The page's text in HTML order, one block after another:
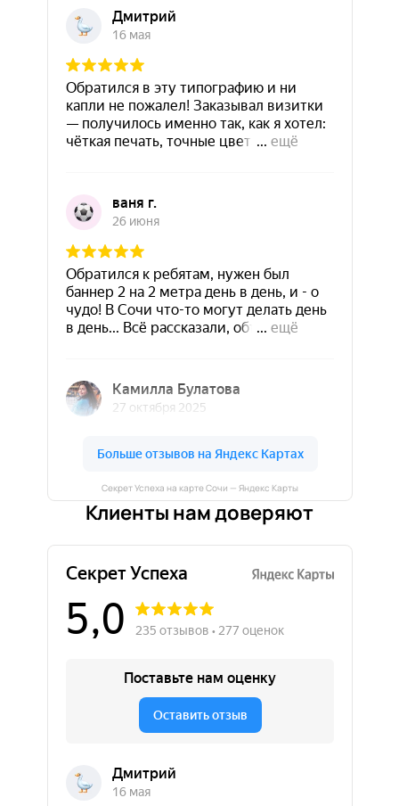
Секрет Успеха на карте Сочи — Яндекс Карты
Клиенты нам доверяют